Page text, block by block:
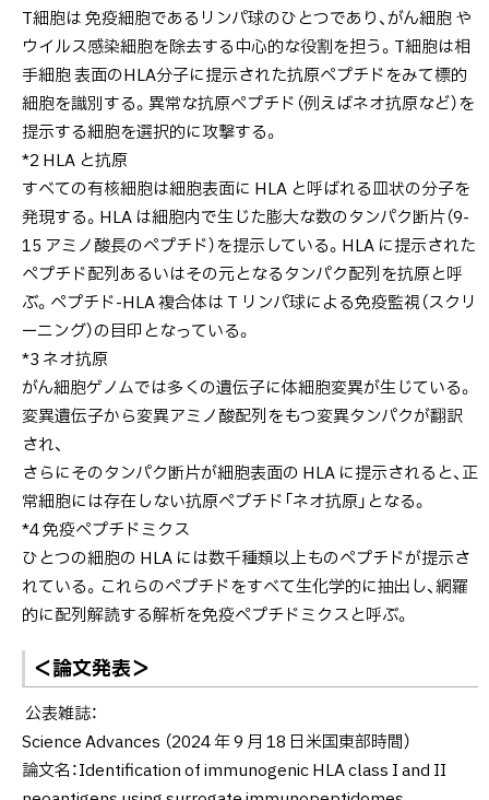
T細胞は 免疫細胞であるリンパ球のひとつであり、がん細胞 や
ウイルス感染細胞を除去する中心的な役割を担う。T細胞は相
手細胞 表面のHLA分子に提示された抗原ペプチドをみて標的
細胞を識別する。異常な抗原ペプチド（例えばネオ抗原など）を
提示する細胞を選択的に攻撃する。
*2 HLA と抗原
すべての有核細胞は細胞表面に HLA と呼ばれる皿状の分子を
発現する。HLA は細胞内で生じた膨大な数のタンパク断片（9-
15 アミノ酸長のペプチド）を提示している。HLA に提示された
ペプチド配列あるいはその元となるタンパク配列を抗原と呼
ぶ。ペプチド-HLA 複合体は T リンパ球による免疫監視（スクリ
ーニング）の目印となっている。
*3 ネオ抗原
がん細胞ゲノムでは多くの遺伝子に体細胞変異が生じている。
変異遺伝子から変異アミノ酸配列をもつ変異タンパクが翻訳
され、
さらにそのタンパク断片が細胞表面の HLA に提示されると、正
常細胞には存在しない抗原ペプチド「ネオ抗原」となる。
*4 免疫ペプチドミクス
ひとつの細胞の HLA には数千種類以上ものペプチドが提示さ
れている。これらのペプチドをすべて生化学的に抽出し、網羅
的に配列解読する解析を免疫ペプチドミクスと呼ぶ。
＜論文発表＞
公表雑誌：
Science Advances （2024 年 9 月 18 日米国東部時間）
論文名：Identification of immunogenic HLA class I and II